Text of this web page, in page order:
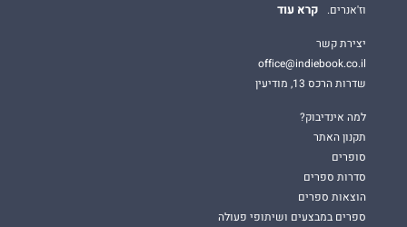
וז'אנרים.
קרא עוד
יצירת קשר
office@indiebook.co.il
שדרות הרכס 13, מודיעין
למה אינדיבוק?
תקנון האתר
סופרים
סדרות ספרים
הוצאות ספרים
ספרים במבצעים ושיתופי פעולה